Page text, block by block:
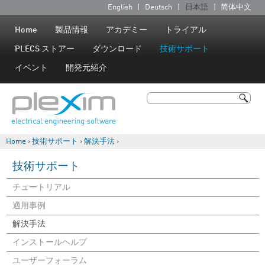
Jump to navigation
言
語
English Deutsch 日本語 简体中文
Home 製品情報 アカデミー トライアル
PLECS ストアー ダウンロード 技術サポート
イベント 開発元紹介
検索
現在地
Home › 技術サポート › 解決手法 ›
技術サポート
チュートリアル
適用事例
解決手法
インストールヘルプ
ユーザーフォーラム